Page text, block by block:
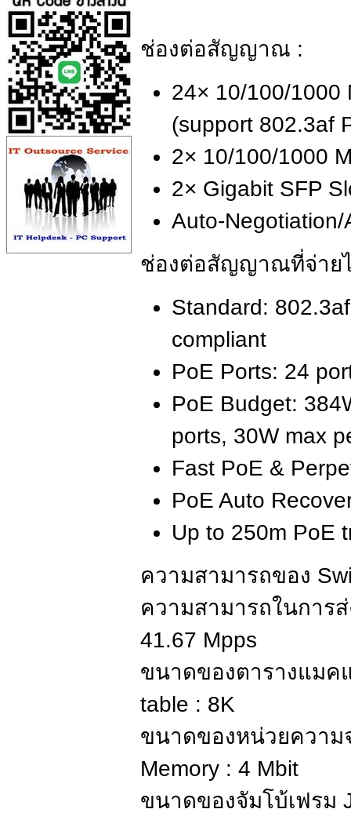
ช่องต่อสัญญาณ :
24× 10/100/1000
(support 802.3af
2× 10/100/1000
2× Gigabit SFP
Auto-
ช่องต่อสัญญาณที่จ่ายไ
Standard:
compliant
PoE Ports: 24
PoE Budget:
ports, 30W max
Fast PoE &
PoE Auto
Up to 250m PoE
ความสามารถของ
ความสามารถในการ
41.67 Mpps
ขนาดของตารางแมค
table : 8K
ขนาดของหน่วยความ
Memory : 4 Mbit
ขนาดของจัมโบ้เฟรม